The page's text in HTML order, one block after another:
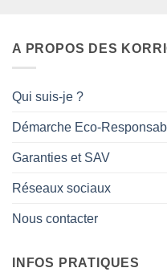
A PROPOS DES
Qui suis-je ?
Démarche Eco-
Garanties et SAV
Réseaux sociaux
Nous contacter
INFOS PRATIQUES